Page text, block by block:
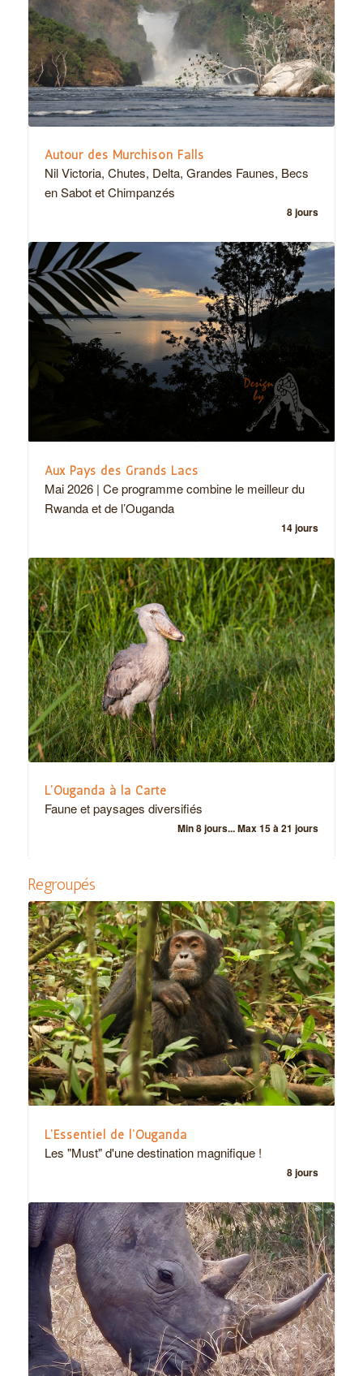
Autour des Murchison Falls
Nil Victoria, Chutes, Delta, Grandes Faunes, Becs
en Sabot et Chimpanzés
8 jours
Aux Pays des Grands Lacs
Mai 2026 | Ce programme combine le meilleur du
Rwanda et de l’Ouganda
14 jours
L’Ouganda à la Carte
Faune et paysages diversifiés
Min 8 jours... Max 15 à 21 jours
Regroupés
L’Essentiel de l’Ouganda
Les "Must" d'une destination magnifique !
8 jours